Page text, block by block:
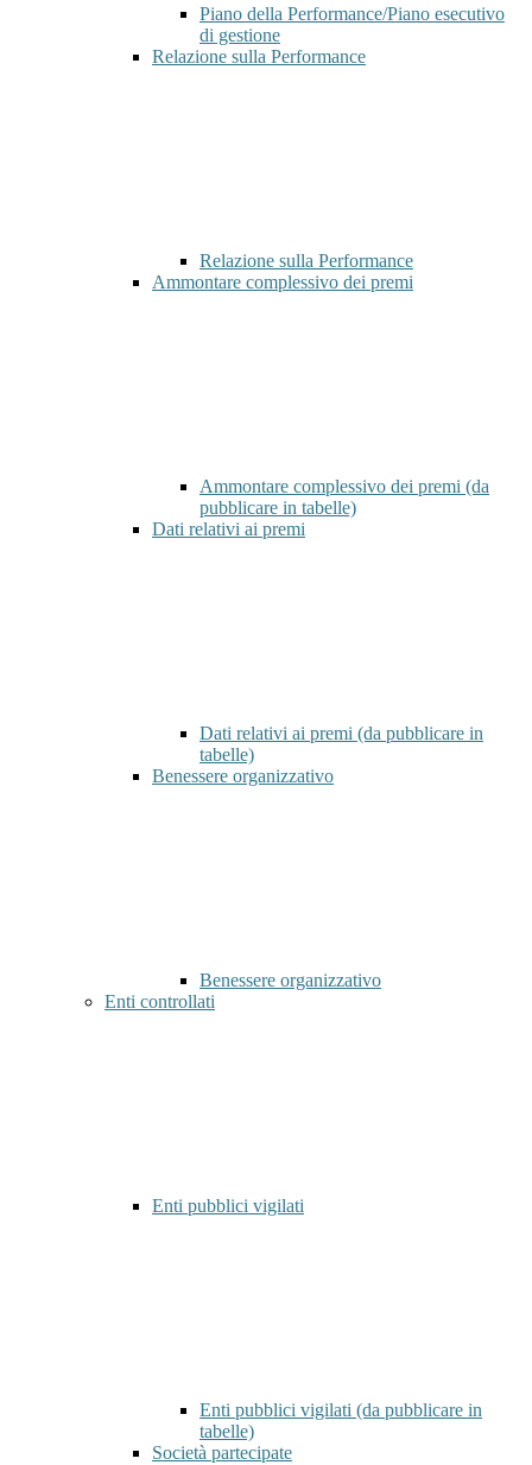
Piano della Performance/Piano esecutivo
di gestione
Relazione sulla Performance
Relazione sulla Performance
Ammontare complessivo dei premi
Ammontare complessivo dei premi (da
pubblicare in tabelle)
Dati relativi ai premi
Dati relativi ai premi (da pubblicare in
tabelle)
Benessere organizzativo
Benessere organizzativo
Enti controllati
Enti pubblici vigilati
Enti pubblici vigilati (da pubblicare in
tabelle)
Società partecipate